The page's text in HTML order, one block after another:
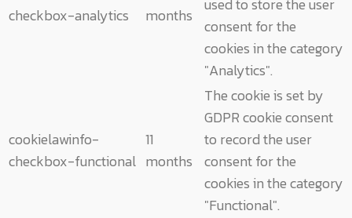
checkbox-analytics
months
used to store the user
consent for the
cookies in the category
"Analytics".
cookielawinfo-
checkbox-functional
11
months
The cookie is set by
GDPR cookie consent
to record the user
consent for the
cookies in the category
"Functional".